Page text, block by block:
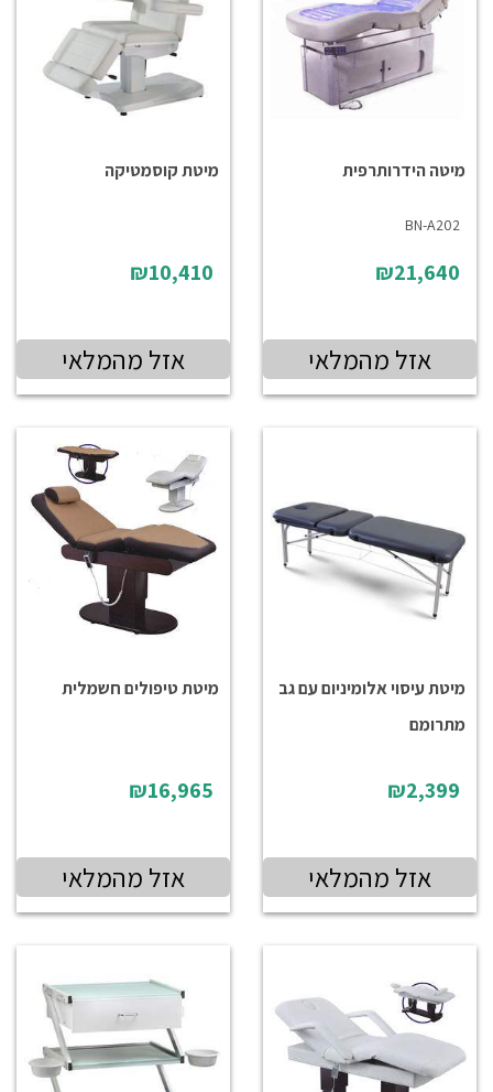
מיטה הידרותרפית
BN-A202
₪21,640
אזל מהמלאי
מיטת קוסמטיקה
₪10,410
אזל מהמלאי
מיטת עיסוי אלומיניום עם גב
מתרומם
₪2,399
אזל מהמלאי
מיטת טיפולים חשמלית
₪16,965
אזל מהמלאי